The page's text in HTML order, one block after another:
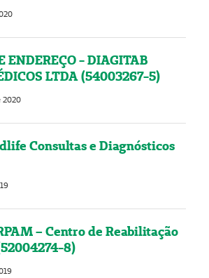
ENDEREÇO - DIAGITAB
LTDA (54003267-5)
2020
Consultas e Diagnósticos
– Centro de Reabilitação
8)